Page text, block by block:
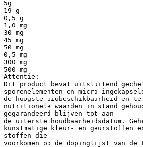
5g
19 g
0,5 g
1,0 mg
30 mg
45 mg
50 mg
0,5 mg
300 mg
500 mg
Attentie:
Dit product bevat uitsluitend
sporenelementen en micro-
de hoogste biobeschikbaarheid en
nutritionele waarden in stand
gegarandeerd blijven tot aan
de uiterste houdbaarheidsdatum.
kunstmatige kleur- en geurstoffen
stoffen die
voorkomen op de dopinglijst van de